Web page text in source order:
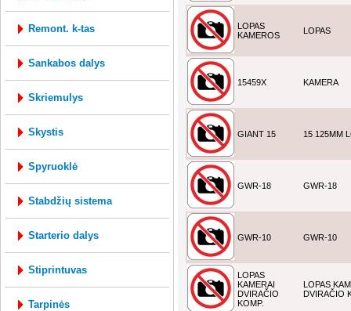
remont. k-tas
sankabos dalys
skriemulys
skystis
spyruoklė
stabdžių sistema
starterio dalys
stiprintuvas
tarpinės
LOPAS
KAMEROS
LOPAS
15459X KAMERA
GIANT 15 15 125MM
GWR-18 GWR-18
GWR-10 GWR-10
LOPAS
KAMERAI
DVIRAČIO
KOMP.
LOPAS
DVIRAČIO